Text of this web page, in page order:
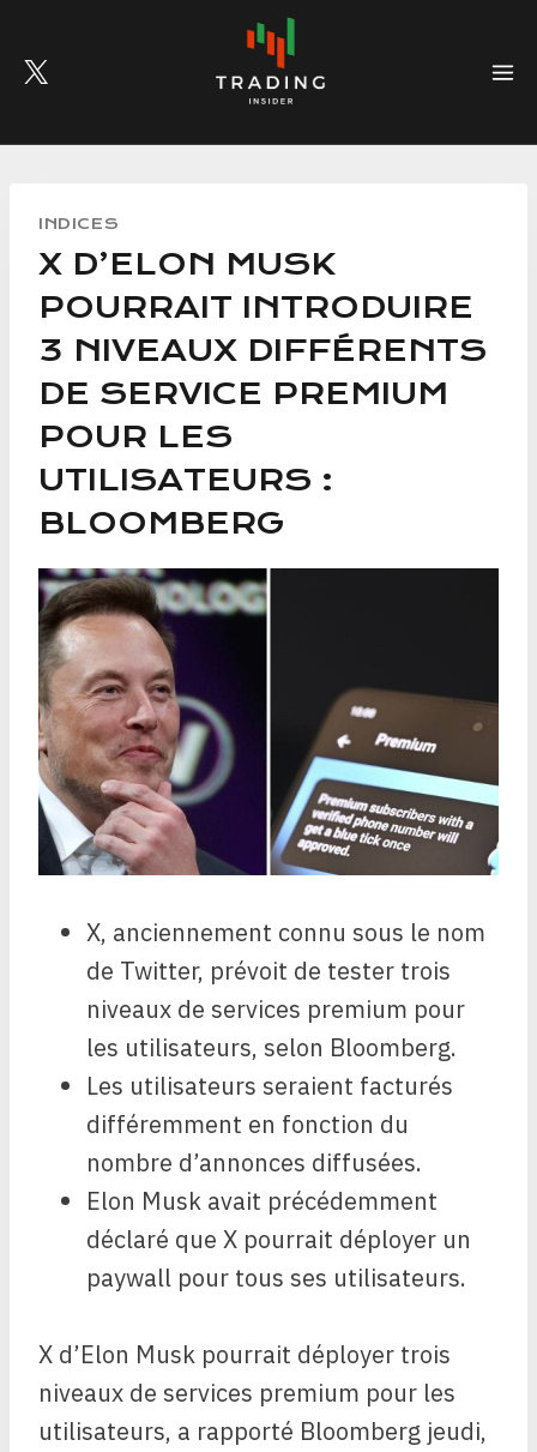
content
INDICES
X D’ELON MUSK
POURRAIT INTRODUIRE
3 NIVEAUX DIFFÉRENTS
DE SERVICE PREMIUM
POUR LES
UTILISATEURS :
BLOOMBERG
X, anciennement connu sous le nom
de Twitter, prévoit de tester trois
niveaux de services premium pour
les utilisateurs, selon Bloomberg.
Les utilisateurs seraient facturés
différemment en fonction du
nombre d’annonces diffusées.
Elon Musk avait précédemment
déclaré que X pourrait déployer un
paywall pour tous ses utilisateurs.
X d’Elon Musk pourrait déployer trois
niveaux de services premium pour les
utilisateurs, a rapporté Bloomberg jeudi,